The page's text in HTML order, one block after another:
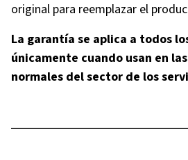
original para reemplazar el
La garantía se aplica a todos
únicamente cuando usan en
normales del sector de los